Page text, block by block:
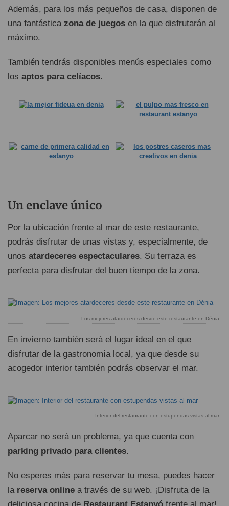
Además, para los más pequeños de casa, disponen de
una fantástica zona de juegos en la que disfrutarán al
máximo.
También tendrás disponibles menús especiales como
los aptos para celíacos.
Un enclave único
Por la ubicación frente al mar de este restaurante,
podrás disfrutar de unas vistas y, especialmente, de
unos atardeceres espectaculares. Su terraza es
perfecta para disfrutar del buen tiempo de la zona.
Los mejores atardeceres desde este restaurante en Dénia
En invierno también será el lugar ideal en el que
disfrutar de la gastronomía local, ya que desde su
acogedor interior también podrás observar el mar.
Interior del restaurante con estupendas vistas al mar
Aparcar no será un problema, ya que cuenta con
parking privado para clientes.
No esperes más para reservar tu mesa, puedes hacer
la reserva online a través de su web. ¡Disfruta de la